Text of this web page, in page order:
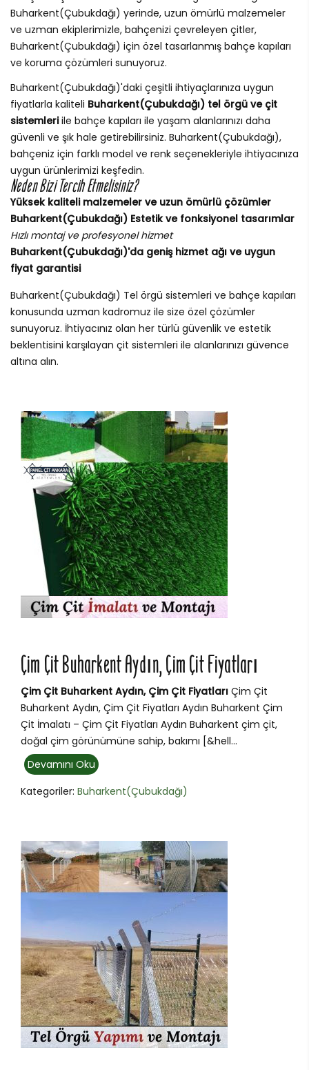
Buharkent(Çubukdağı) yerinde, uzun ömürlü malzemeler
ve uzman ekiplerimizle, bahçenizi çevreleyen çitler,
Buharkent(Çubukdağı) için özel tasarlanmış bahçe kapıları
ve koruma çözümleri sunuyoruz.
Buharkent(Çubukdağı)'daki çeşitli ihtiyaçlarınıza uygun
fiyatlarla kaliteli Buharkent(Çubukdağı) tel örgü ve çit
sistemleriile bahçe kapıları ile yaşam alanlarınızı daha
güvenli ve şık hale getirebilirsiniz. Buharkent(Çubukdağı),
bahçeniz için farklı model ve renk seçenekleriyle ihtiyacınıza
uygun ürünlerimizi keşfedin.
Neden Bizi Tercih Etmelisiniz?
Yüksek kaliteli malzemeler ve uzun ömürlü çözümler
Buharkent(Çubukdağı) Estetik ve fonksiyonel tasarımlar
Hızlı montaj ve profesyonel hizmet
Buharkent(Çubukdağı)'da geniş hizmet ağı ve uygun
fiyat garantisi
Buharkent(Çubukdağı) Tel örgü sistemleri ve bahçe kapıları
konusunda uzman kadromuz ile size özel çözümler
sunuyoruz. İhtiyacınız olan her türlü güvenlik ve estetik
beklentisini karşılayan çit sistemleri ile alanlarınızı güvence
altına alın.
Çim Çit Buharkent Aydın, Çim Çit Fiyatları
Çim Çit Buharkent Aydın, Çim Çit Fiyatları Çim Çit
Buharkent Aydın, Çim Çit Fiyatları Aydın Buharkent Çim
Çit İmalatı – Çim Çit Fiyatları Aydın Buharkent çim çit,
doğal çim görünümüne sahip, bakımı [&hell...
Devamını Oku
Kategoriler: Buharkent(Çubukdağı)